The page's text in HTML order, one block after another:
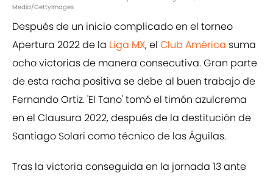
Media/GettyImages
Después de un inicio complicado en el torneo
Apertura 2022 de la Liga MX, el Club América suma
ocho victorias de manera consecutiva. Gran parte
de esta racha positiva se debe al buen trabajo de
Fernando Ortiz. 'El Tano' tomó el timón azulcrema
en el Clausura 2022, después de la destitución de
Santiago Solari como técnico de las Águilas.
Tras la victoria conseguida en la jornada 13 ante